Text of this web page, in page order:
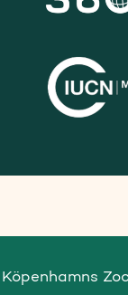
Köpenhamns